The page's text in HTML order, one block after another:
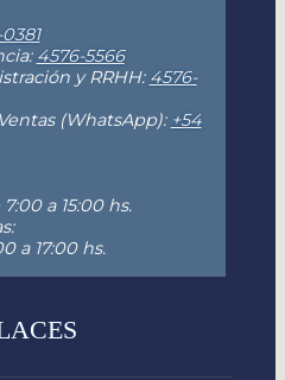
4576-5566
y RRHH: 4576-
(WhatsApp): +54
a 15:00 hs.
a 17:00 hs.